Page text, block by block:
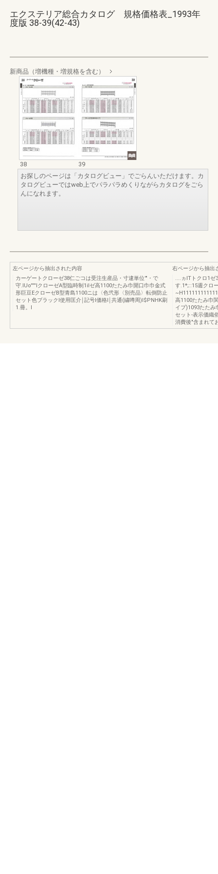
エクステリア総合カタログ 規格価格表_1993年
度版 38-39(42-43)
新商品（増機種・増規格を含む）
38
39
お探しのページは「カタログビュー」でごらんいただけます。カ
タログビューではweb上でパラパラめくりながらカタログをごら
んになれます。
左ページから抽出された内容
カーゲートクローゼ38仁ごコは受注生産品・寸逮単位'"・で
守.lUo'''''lクローゼA型臨時制1ilゼ高1100たたみ巾開口巾巾金式
形巨豆EクローゼB型青島1100ニは〈色弐形〈別売品〉転倒防止
セット色ブラックl使用匡介￨記号l価格l￨共通(繍噂周)I$PNHK刷
1.冊。I
右ページから抽出
....ヵlTトクロ1ゼ
す.1*;::15週クロ
高1100たたみ巾
イプ)1093たたみ
セット-表示価織
消費後"含まれて